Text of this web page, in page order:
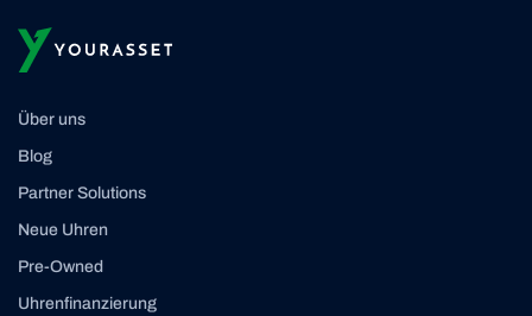
Über uns
Blog
Partner Solutions
Neue Uhren
Pre-Owned
Uhrenfinanzierung